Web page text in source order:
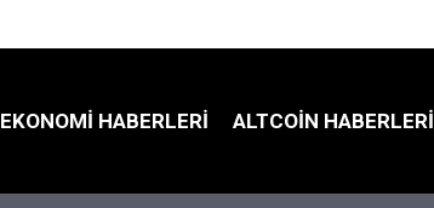
EKONOMI HABERLERI ALTCOIN HABERLERI